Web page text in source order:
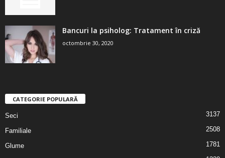
Bancuri la psiholog: Tratament în criză
octombrie 30, 2020
CATEGORIE POPULARĂ
Seci 3137
Familiale 2508
Glume 1781